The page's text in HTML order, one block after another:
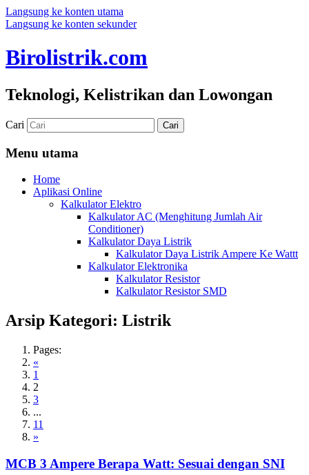
Langsung ke konten utama
Langsung ke konten sekunder
Birolistrik.com
Teknologi, Kelistrikan dan Lowongan
Cari
Menu utama
Home
Aplikasi Online
Kalkulator Elektro
Kalkulator AC (Menghitung Jumlah Air
Conditioner)
Kalkulator Daya Listrik
Kalkulator Daya Listrik Ampere Ke Wattt
Kalkulator Elektronika
Kalkulator Resistor
Kalkulator Resistor SMD
Arsip Kategori: Listrik
Pages:
«
1
2
3
...
11
»
MCB 3 Ampere Berapa Watt: Sesuai dengan SNI